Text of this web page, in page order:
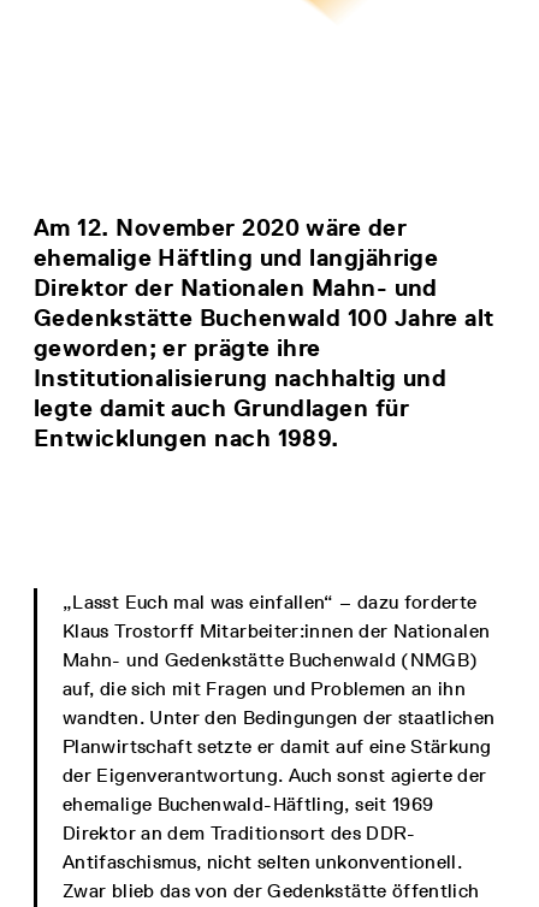
Am 12. November 2020 wäre der
ehemalige Häftling und langjährige
Direktor der Nationalen Mahn- und
Gedenkstätte Buchenwald 100 Jahre alt
geworden; er prägte ihre
Institutionalisierung nachhaltig und
legte damit auch Grundlagen für
Entwicklungen nach 1989.
„Lasst Euch mal was einfallen“ – dazu forderte
Klaus Trostorff Mitarbeiter:innen der Nationalen
Mahn- und Gedenkstätte Buchenwald (NMGB)
auf, die sich mit Fragen und Problemen an ihn
wandten. Unter den Bedingungen der staatlichen
Planwirtschaft setzte er damit auf eine Stärkung
der Eigenverantwortung. Auch sonst agierte der
ehemalige Buchenwald-Häftling, seit 1969
Direktor an dem Traditionsort des DDR-
Antifaschismus, nicht selten unkonventionell.
Zwar blieb das von der Gedenkstätte öffentlich